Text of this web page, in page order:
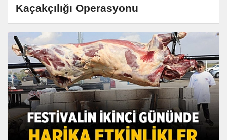
Kaçakçılığı Operasyonu